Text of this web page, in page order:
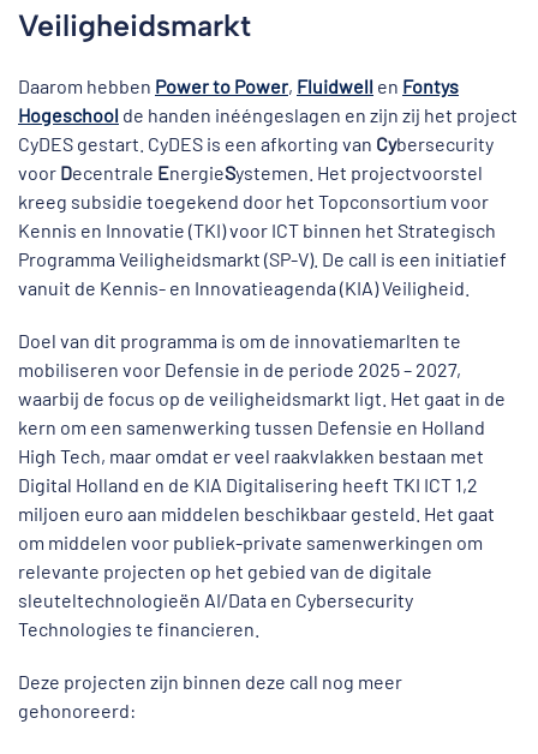
Veiligheidsmarkt
Daarom hebben Power to Power, Fluidwell en Fontys
Hogeschool de handen inééngeslagen en zijn zij het project
CyDES gestart. CyDES is een afkorting van Cybersecurity
voor Decentrale EnergieSystemen. Het projectvoorstel
kreeg subsidie toegekend door het Topconsortium voor
Kennis en Innovatie (TKI) voor ICT binnen het Strategisch
Programma Veiligheidsmarkt (SP-V). De call is een initiatief
vanuit de Kennis- en Innovatieagenda (KIA) Veiligheid.
Doel van dit programma is om de innovatiemarlten te
mobiliseren voor Defensie in de periode 2025 – 2027,
waarbij de focus op de veiligheidsmarkt ligt. Het gaat in de
kern om een samenwerking tussen Defensie en Holland
High Tech, maar omdat er veel raakvlakken bestaan met
Digital Holland en de KIA Digitalisering heeft TKI ICT 1,2
miljoen euro aan middelen beschikbaar gesteld. Het gaat
om middelen voor publiek-private samenwerkingen om
relevante projecten op het gebied van de digitale
sleuteltechnologieën AI/Data en Cybersecurity
Technologies te financieren.
Deze projecten zijn binnen deze call nog meer
gehonoreerd: